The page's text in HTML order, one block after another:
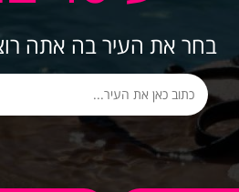
בחר את העיר בה אתה